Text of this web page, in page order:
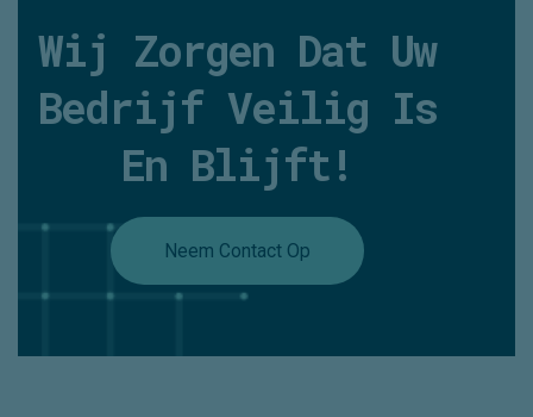
Wij Zorgen Dat Uw
Bedrijf Veilig Is
En Blijft!
Neem Contact Op